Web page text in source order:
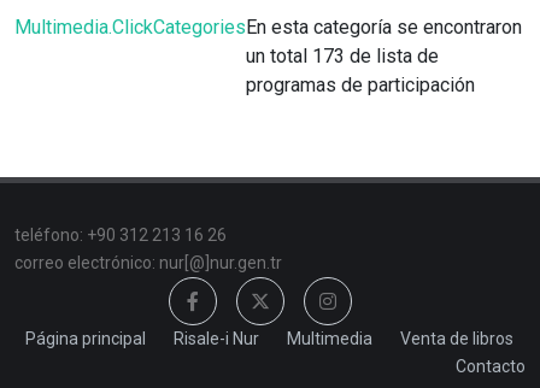
Multimedia.ClickCategoriesEn esta categoría se encontraron
un total 173 de lista de
programas de participación
teléfono: +90 312 213 16 26
correo electrónico: nur[@]nur.gen.tr
Página principal Risale-i Nur Multimedia
Venta de libros
Contacto